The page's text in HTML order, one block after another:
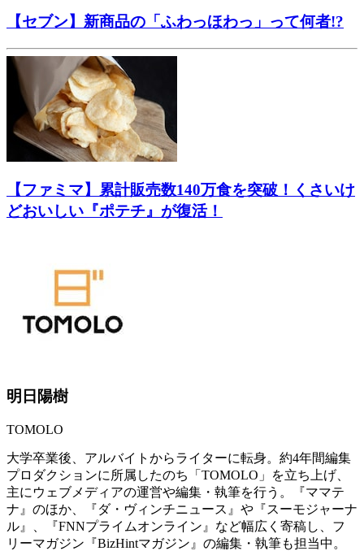
【セブン】新商品の「ふわっほわっ」って何者!?
【ファミマ】累計販売数140万食を突破！くさいけ
どおいしい『ポテチ』が復活！
明日陽樹
TOMOLO
大学卒業後、アルバイトからライターに転身。約4年間編集
プロダクションに所属したのち「TOMOLO」を立ち上げ、
主にウェブメディアの運営や編集・執筆を行う。『ママテ
ナ』のほか、『ダ・ヴィンチニュース』や『スーモジャーナ
ル』、『FNNプライムオンライン』など幅広く寄稿し、フ
リーマガジン『BizHintマガジン』の編集・執筆も担当中。